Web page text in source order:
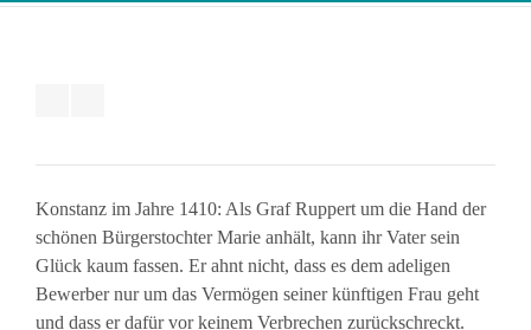
Konstanz im Jahre 1410: Als Graf Ruppert um die Hand der
schönen Bürgerstochter Marie anhält, kann ihr Vater sein
Glück kaum fassen. Er ahnt nicht, dass es dem adeligen
Bewerber nur um das Vermögen seiner künftigen Frau geht
und dass er dafür vor keinem Verbrechen zurückschreckt.